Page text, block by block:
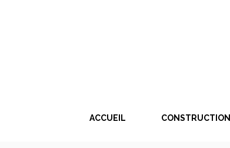
ACCUEIL CONSTRUCTION